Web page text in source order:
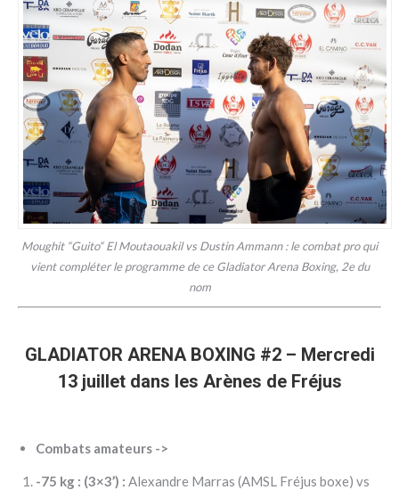
Moughit “Guito“ El Moutaouakil vs Dustin Ammann : le combat pro qui
vient compléter le programme de ce Gladiator Arena Boxing, 2e du
nom
GLADIATOR ARENA BOXING #2 – Mercredi
13 juillet dans les Arènes de Fréjus
Combats amateurs ->
-75 kg : (3×3’) : Alexandre Marras (AMSL Fréjus boxe) vs